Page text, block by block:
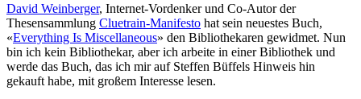
David Weinberger, Internet-Vordenker und Co-Autor der
Thesensammlung Cluetrain-Manifesto hat sein neuestes Buch,
«Everything Is Miscellaneous» den Bibliothekaren gewidmet. Nun
bin ich kein Bibliothekar, aber ich arbeite in einer Bibliothek und
werde das Buch, das ich mir auf Steffen Büffels Hinweis hin
gekauft habe, mit großem Interesse lesen.